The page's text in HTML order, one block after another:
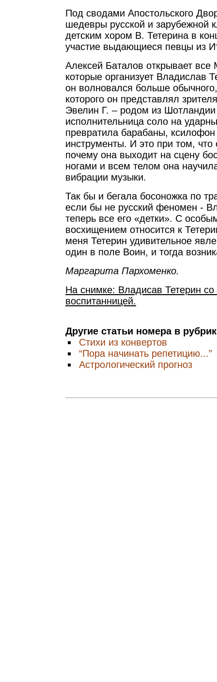
Под сводами Апостольского
шедевры русской и зарубежной
детским хором В. Тетерина в
участие выдающиеся певцы из
Алексей Баталов открывает все
которые организует Владислав
он волновался больше
которого он представлял
Эвелин Г. – родом из
исполнительница соло на
превратила барабаны,
инструменты. И это при том, что
почему она выходит на сцену
ногами и всем телом она
вибрации музыки.
Так бы и бегала босоножка по
если бы не русский феномен -
теперь все его «детки». С
восхищением относится к
меня Тетерин удивительное
один в поле Воин, и тогда
Маргарита Пархоменко.
На снимке: Владисав Тетерин со
воспитанницей.
Другие статьи номера в
Стихи из конвертов
“Пора начинать репетицию...”
Астрологический прогноз